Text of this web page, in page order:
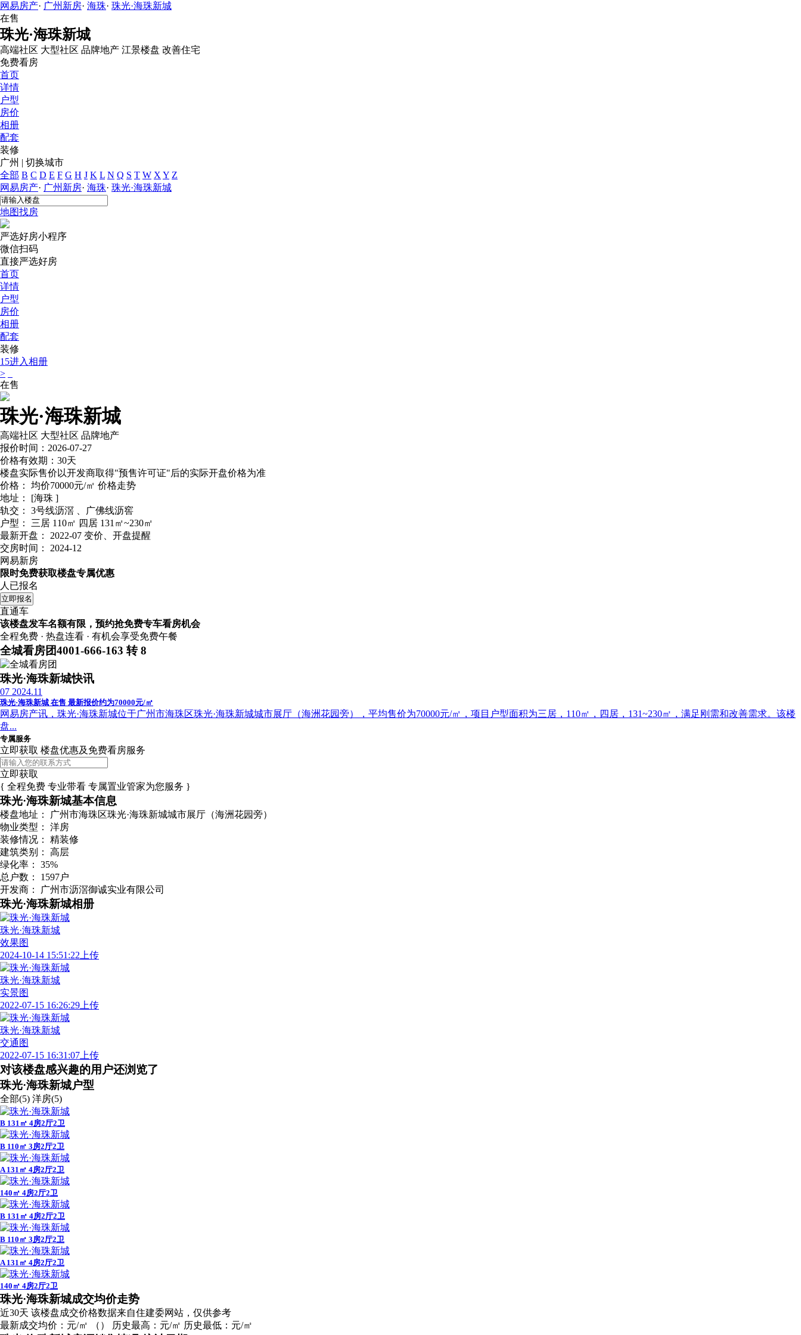
网易房产· 广州新房· 海珠· 珠光·海珠新城
在售
珠光·海珠新城
高端社区 大型社区 品牌地产 江景楼盘 改善住宅
免费看房
首页
详情
户型
房价
相册
配套
装修
广州 | 切换城市
全部 B C D E F G H J K L N Q S T W X Y Z
网易房产· 广州新房· 海珠· 珠光·海珠新城
地图找房
严选好房小程序
微信扫码
直接严选好房
首页
详情
户型
房价
相册
配套
装修
15进入相册
>
在售
珠光·海珠新城
高端社区 大型社区 品牌地产
报价时间：2026-07-27
价格有效期：30天
楼盘实际售价以开发商取得"预售许可证"后的实际开盘价格为准
价格：
均价70000元/㎡ 价格走势
地址：
[海珠 ]
轨交：
3号线沥滘 、广佛线沥窖
户型：
三居 110㎡ 四居 131㎡~230㎡
最新开盘：
2022-07 变价、开盘提醒
交房时间：
2024-12
网易新房
限时免费获取楼盘专属优惠
人已报名
立即报名
直通车
该楼盘发车名额有限，预约抢免费专车看房机会
全程免费 · 热盘连看 · 有机会享受免费午餐
全城看房团4001-666-163 转 8
珠光·海珠新城快讯
07 2024.11
珠光·海珠新城 在售 最新报价约为70000元/㎡
网易房产讯，珠光·海珠新城位于广州市海珠区珠光·海珠新城城市展厅（海洲花园旁），平均售价为70000元/㎡，项目户型面积为三居，110㎡，四居，131~230㎡，满足刚需和改善需求。该楼
盘...
专属服务
立即获取 楼盘优惠及免费看房服务
立即获取
{ 全程免费 专业带看 专属置业管家为您服务 }
珠光·海珠新城基本信息
楼盘地址：
广州市海珠区珠光·海珠新城城市展厅（海洲花园旁）
物业类型：
洋房
装修情况：
精装修
建筑类别：
高层
绿化率：
35%
总户数：
1597户
开发商：
广州市沥滘御诚实业有限公司
珠光·海珠新城相册
珠光·海珠新城
效果图
2024-10-14 15:51:22上传
珠光·海珠新城
实景图
2022-07-15 16:26:29上传
珠光·海珠新城
交通图
2022-07-15 16:31:07上传
对该楼盘感兴趣的用户还浏览了
珠光·海珠新城户型
全部(5) 洋房(5)
B 131㎡ 4房2厅2卫
B 110㎡ 3房2厅2卫
A 131㎡ 4房2厅2卫
140㎡ 4房2厅2卫
B 131㎡ 4房2厅2卫
B 110㎡ 3房2厅2卫
A 131㎡ 4房2厅2卫
140㎡ 4房2厅2卫
广告
珠光·海珠新城成交均价走势
近30天 该楼盘成交价格数据来自住建委网站，仅供参考
最新成交均价： 元/㎡ （ ） 历史最高： 元/㎡ 历史最低： 元/㎡